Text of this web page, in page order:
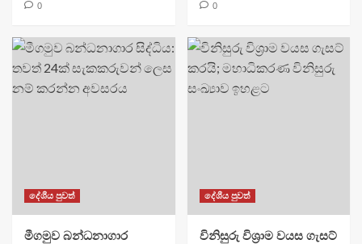
0
0
දේශීය පුවත්
මීගමුව බන්ධනාගාර
දේශීය පුවත්
විනිසුරු විශ්‍රාම වයස ගැසට්